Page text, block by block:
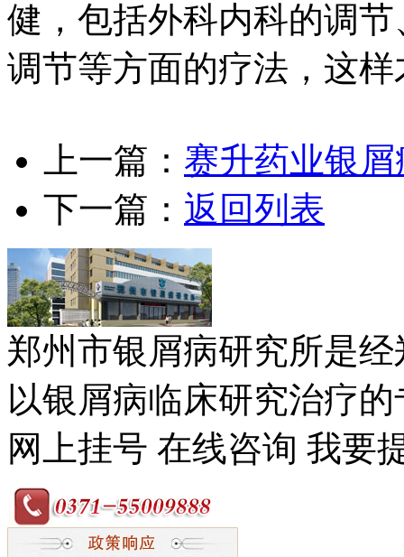
健，包括外科内科的调
调节等方面的疗法，这
上一篇： 赛升药业银屑
下一篇： 返回列表
郑州市银屑病研究所是
以银屑病临床研究治疗
网上挂号 在线咨询 我要